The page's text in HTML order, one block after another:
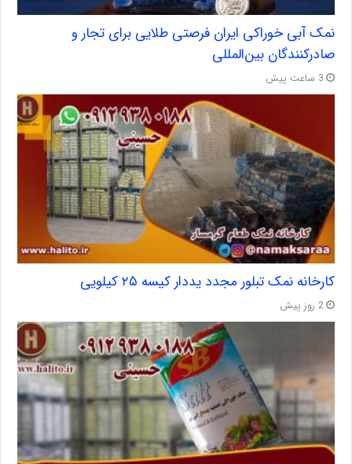
نمک آبی خوراکی ایران فرصتی طلایی برای تجار و
صادرکنندگان بین‌المللی
3 ساعت پیش
کارخانه نمک تبلور مجدد یددار کیسه ۲۵ کیلویی
2 روز پیش